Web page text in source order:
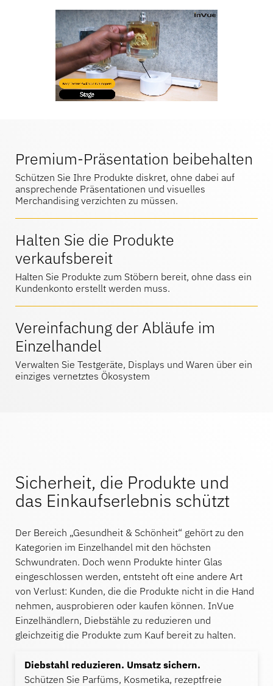
Schutz des Vermögens
Zugangskontrolle
Vernetzter Laden
Heimwerken & Renovieren
Mobilfunkanbieter
Gesundheit & Schönheit
Sportartikel
Spezialität Einzelhandel
Bankwesen
Bildung
LIVE Schlösser
MagStand
Sicherheit von Hängewaren
Intelligente Schlösser
Verkaufsstelle
Nachhaltigkeit
Geschäftspartner
Kontakt
Technische Daten
Fallstudien
Nachrichten
Premium-Präsentation beibehalten
Schützen Sie Ihre Produkte diskret, ohne dabei auf
ansprechende Präsentationen und visuelles
Merchandising verzichten zu müssen.
Halten Sie die Produkte
verkaufsbereit
Halten Sie Produkte zum Stöbern bereit, ohne dass ein
Kundenkonto erstellt werden muss.
Vereinfachung der Abläufe im
Einzelhandel
Verwalten Sie Testgeräte, Displays und Waren über ein
einziges vernetztes Ökosystem
Sicherheit, die Produkte und
das Einkaufserlebnis schützt
Der Bereich „Gesundheit & Schönheit“ gehört zu den
Kategorien im Einzelhandel mit den höchsten
Schwundraten. Doch wenn Produkte hinter Glas
eingeschlossen werden, entsteht oft eine andere Art
von Verlust: Kunden, die die Produkte nicht in die Hand
nehmen, ausprobieren oder kaufen können. InVue
Einzelhändlern, Diebstähle zu reduzieren und
gleichzeitig die Produkte zum Kauf bereit zu halten.
Diebstahl reduzieren. Umsatz sichern.
Schützen Sie Parfüms, Kosmetika, rezeptfreie